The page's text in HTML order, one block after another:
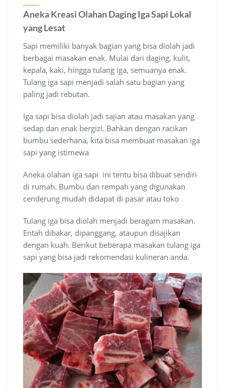
Aneka Kreasi Olahan Daging Iga Sapi Lokal
yang Lesat
Sapi memiliki banyak bagian yang bisa diolah jadi
berbagai masakan enak. Mulai dari daging, kulit,
kepala, kaki, hingga tulang iga, semuanya enak.
Tulang iga sapi menjadi salah satu bagian yang
paling jadi rebutan.
Iga sapi bisa diolah jadi sajian atau masakan yang
sedap dan enak bergizi. Bahkan dengan racikan
bumbu sederhana, kita bisa membuat masakan iga
sapi yang istimewa
Aneka olahan iga sapi ini tentu bisa dibuat sendiri
di rumah. Bumbu dan rempah yang digunakan
cenderung mudah didapat di pasar atau toko
Tulang iga bisa diolah menjadi beragam masakan.
Entah dibakar, dipanggang, ataupun disajikan
dengan kuah. Berikut beberapa masakan tulang iga
sapi yang bisa jadi rekomendasi kulineran anda.